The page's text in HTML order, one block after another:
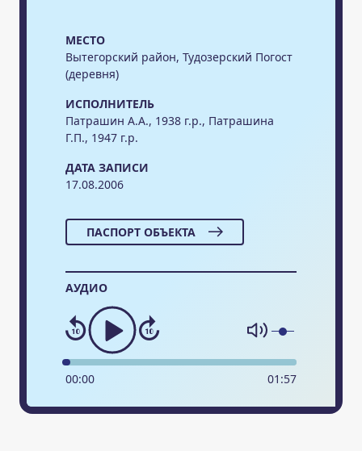
МЕСТО
Вытегорский район, Тудозерский Погост
(деревня)
ИСПОЛНИТЕЛЬ
Патрашин А.А., 1938 г.р., Патрашина
Г.П., 1947 г.р.
ДАТА ЗАПИСИ
17.08.2006
ПАСПОРТ ОБЪЕКТА
АУДИО
00:00 01 :57